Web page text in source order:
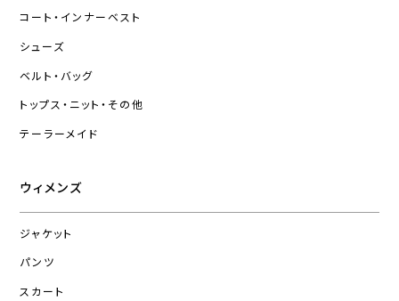
コート・インナーベスト
シューズ
ベルト・バッグ
トップス・ニット・その他
テーラーメイド
ウィメンズ
ジャケット
パンツ
スカート